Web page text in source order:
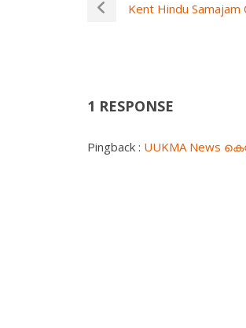
Kent Hindu Samajam
1 RESPONSE
Pingback : UUKMA News